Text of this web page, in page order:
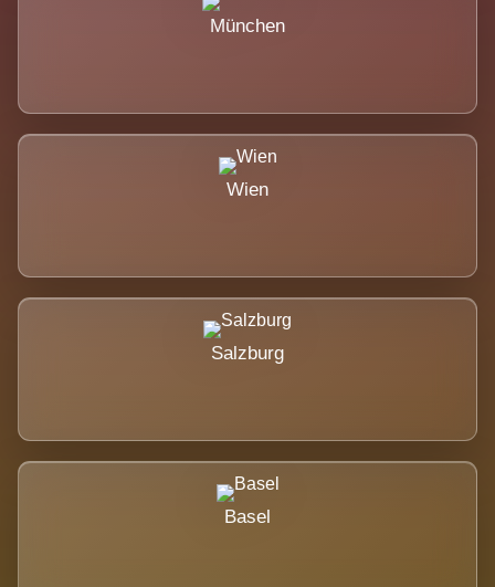
München
Wien
Salzburg
Basel